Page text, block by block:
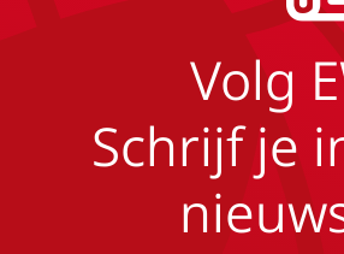
Volg
Schrijf je